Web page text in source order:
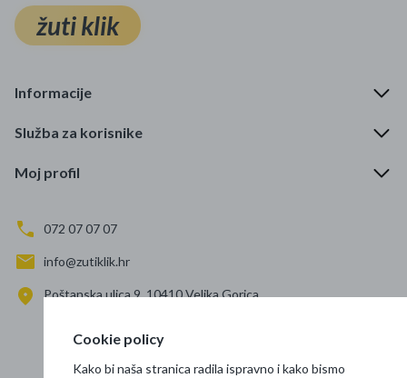
žuti klik
Informacije
Služba za korisnike
Moj profil
072 07 07 07
info@zutiklik.hr
Poštanska ulica 9, 10410 Velika Gorica
Prati nas
Cookie policy
Kako bi naša stranica radila ispravno i kako bismo